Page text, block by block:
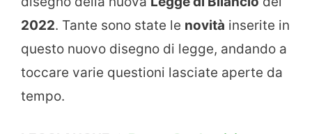
2022. Tante sono state le novità inserite in
questo nuovo disegno di legge, andando a
toccare varie questioni lasciate aperte da
tempo.